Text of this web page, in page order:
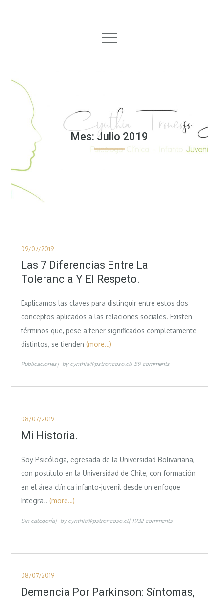
Mes: Julio 2019
Posted
on
09/07/2019
Las 7 Diferencias Entre La
Tolerancia Y El Respeto.
Explicamos las claves para distinguir entre estos dos
conceptos aplicados a las relaciones sociales. Existen
términos que, pese a tener significados completamente
distintos, se tienden (more…)
Publicaciones by cynthia@pstroncoso.cl 59 comments
Posted
on
08/07/2019
Mi Historia.
Soy Psicóloga, egresada de la Universidad Bolivariana,
con postítulo en la Universidad de Chile, con formación
en el área clínica infanto-juvenil desde un enfoque
Integral. (more…)
Sin categoría by cynthia@pstroncoso.cl 1932 comments
Posted
on
08/07/2019
Demencia Por Parkinson: Síntomas,